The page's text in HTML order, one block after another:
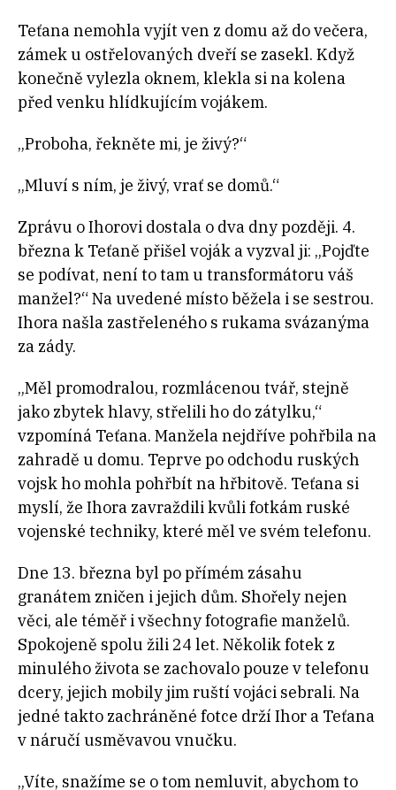
Teťana nemohla vyjít ven z domu až do večera,
zámek u ostřelovaných dveří se zasekl. Když
konečně vylezla oknem, klekla si na kolena
před venku hlídkujícím vojákem.
„Proboha, řekněte mi, je živý?“
„Mluví s ním, je živý, vrať se domů.“
Zprávu o Ihorovi dostala o dva dny později. 4.
března k Teťaně přišel voják a vyzval ji: „Pojďte
se podívat, není to tam u transformátoru váš
manžel?“ Na uvedené místo běžela i se sestrou.
Ihora našla zastřeleného s rukama svázanýma
za zády.
„Měl promodralou, rozmlácenou tvář, stejně
jako zbytek hlavy, střelili ho do zátylku,“
vzpomíná Teťana. Manžela nejdříve pohřbila na
zahradě u domu. Teprve po odchodu ruských
vojsk ho mohla pohřbít na hřbitově. Teťana si
myslí, že Ihora zavraždili kvůli fotkám ruské
vojenské techniky, které měl ve svém telefonu.
Dne 13. března byl po přímém zásahu
granátem zničen i jejich dům. Shořely nejen
věci, ale téměř i všechny fotografie manželů.
Spokojeně spolu žili 24 let. Několik fotek z
minulého života se zachovalo pouze v telefonu
dcery, jejich mobily jim ruští vojáci sebrali. Na
jedné takto zachráněné fotce drží Ihor a Teťana
v náručí usměvavou vnučku.
„Víte, snažíme se o tom nemluvit, abychom to